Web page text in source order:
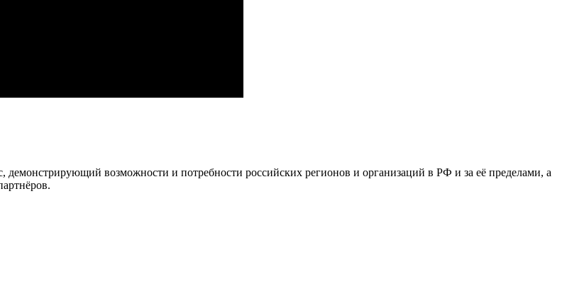
возможности и потребности российских регионов и организаций в РФ и за её пределами, а